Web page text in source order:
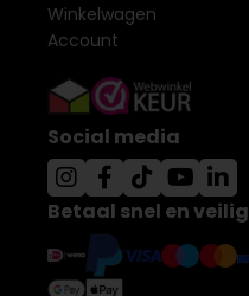
Winkelwagen
Account
Social media
Betaal snel en veilig